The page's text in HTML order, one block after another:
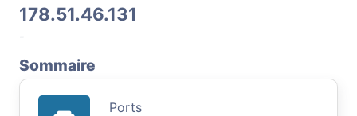
178.51.46.131
-
Sommaire
Ports